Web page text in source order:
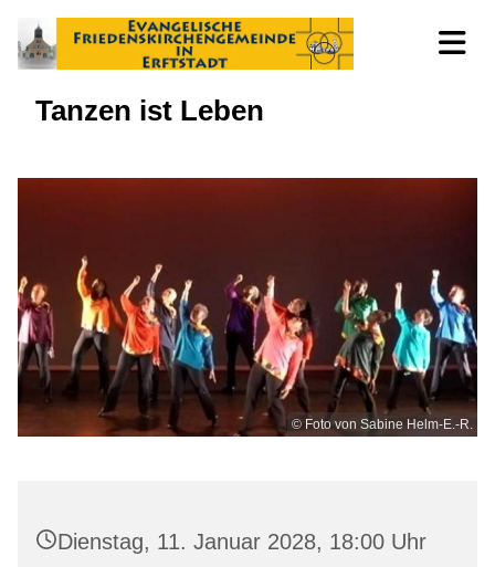
Tanzen ist Leben
© Foto von Sabine Helm-E.-R.
Dienstag, 11. Januar 2028, 18:00 Uhr